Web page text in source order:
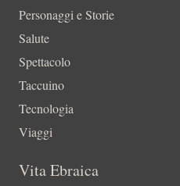
Personaggi e Storie
Salute
Spettacolo
Taccuino
Tecnologia
Viaggi
Vita Ebraica